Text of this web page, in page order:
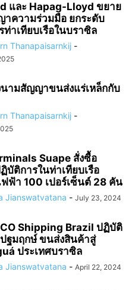
และ Hapag-Lloyd ขยาย
าความร่วมมือ ยกระดับ
าเทียบเรือในบราซิล
Thanapaisarnkij -
นามสัญญาขนส่งแร่เหล็กกับ
Thanapaisarnkij -
Suape สั่งซื้อ
บัติการในท่าเทียบเรือ
ฟ้า 100 เปอร์เซ็นต์ 28 คัน
Jianswatvatana - July 23, 2024
Shipping Brazil ปฏิบัติ
ปฐมฤกษ์ ขนส่งสินค้าสู่
ประเทศบราซิล
Jianswatvatana - April 22, 2024